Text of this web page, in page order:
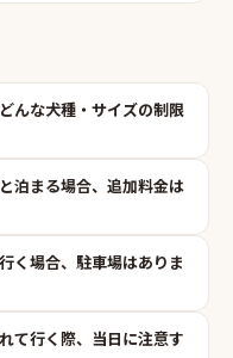
んな犬種・サイズの制限
泊まる場合、追加料金は
く場合、駐車場はありま
て行く際、当日に注意す